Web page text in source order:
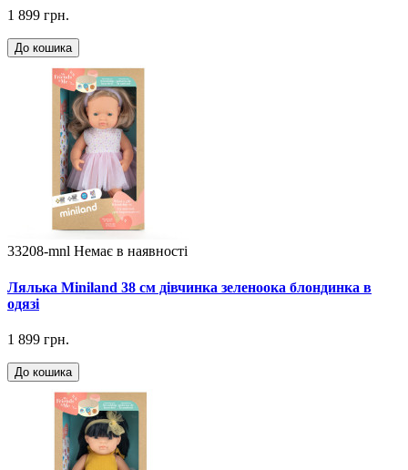
1 899 грн.
До кошика
33208-mnl Немає в наявності
Лялька Miniland 38 см дівчинка зеленоока блондинка в
одязі
1 899 грн.
До кошика